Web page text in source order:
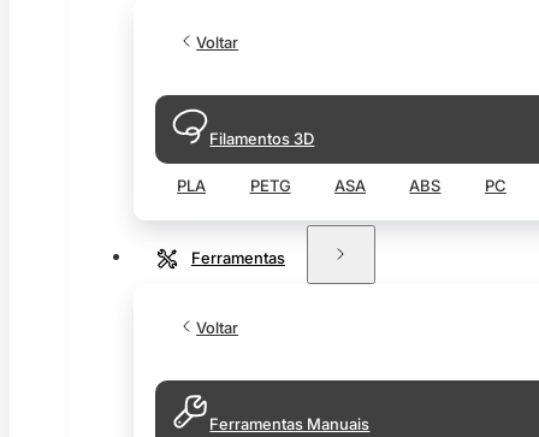
Voltar
Filamentos 3D
PLA PETG ASA ABS PC
Ferramentas
Voltar
Ferramentas Manuais